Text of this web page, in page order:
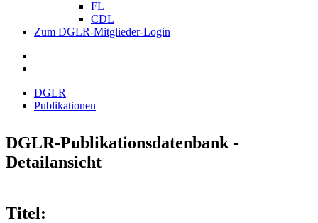
FL
CDL
Zum DGLR-Mitglieder-Login
DGLR
Publikationen
DGLR-Publikationsdatenbank -
Detailansicht
Titel: